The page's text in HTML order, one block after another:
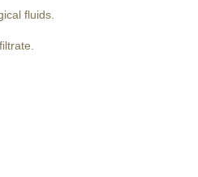
fluids.